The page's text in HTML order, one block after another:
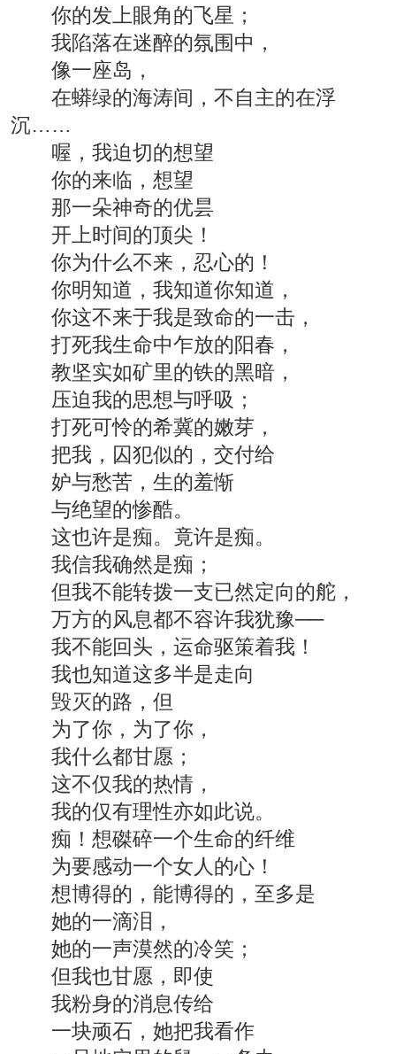
你的发上眼角的飞星；
我陷落在迷醉的氛围中，
像一座岛，
在蟒绿的海涛间，不自主的在浮
沉……
喔，我迫切的想望
你的来临，想望
那一朵神奇的优昙
开上时间的顶尖！
你为什么不来，忍心的！
你明知道，我知道你知道，
你这不来于我是致命的一击，
打死我生命中乍放的阳春，
教坚实如矿里的铁的黑暗，
压迫我的思想与呼吸；
打死可怜的希冀的嫩芽，
把我，囚犯似的，交付给
妒与愁苦，生的羞惭
与绝望的惨酷。
这也许是痴。竟许是痴。
我信我确然是痴；
但我不能转拨一支已然定向的舵，
万方的风息都不容许我犹豫──
我不能回头，运命驱策着我！
我也知道这多半是走向
毁灭的路，但
为了你，为了你，
我什么都甘愿；
这不仅我的热情，
我的仅有理性亦如此说。
痴！想磔碎一个生命的纤维
为要感动一个女人的心！
想博得的，能博得的，至多是
她的一滴泪，
她的一声漠然的冷笑；
但我也甘愿，即使
我粉身的消息传给
一块顽石，她把我看作